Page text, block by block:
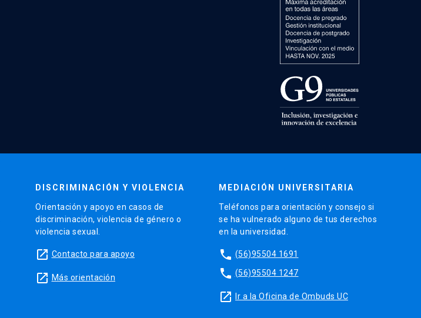
DISCRIMINACIÓN Y VIOLENCIA
Orientación y apoyo en casos de
discriminación, violencia de género o
violencia sexual.
launch Contacto para apoyo
launch Más orientación
MEDIACIÓN UNIVERSITARIA
Teléfonos para orientación y consejo si
se ha vulnerado alguno de tus derechos
en la universidad.
phone (56)95504 1691
phone (56)95504 1247
launch Ir a la Oficina de Ombuds UC